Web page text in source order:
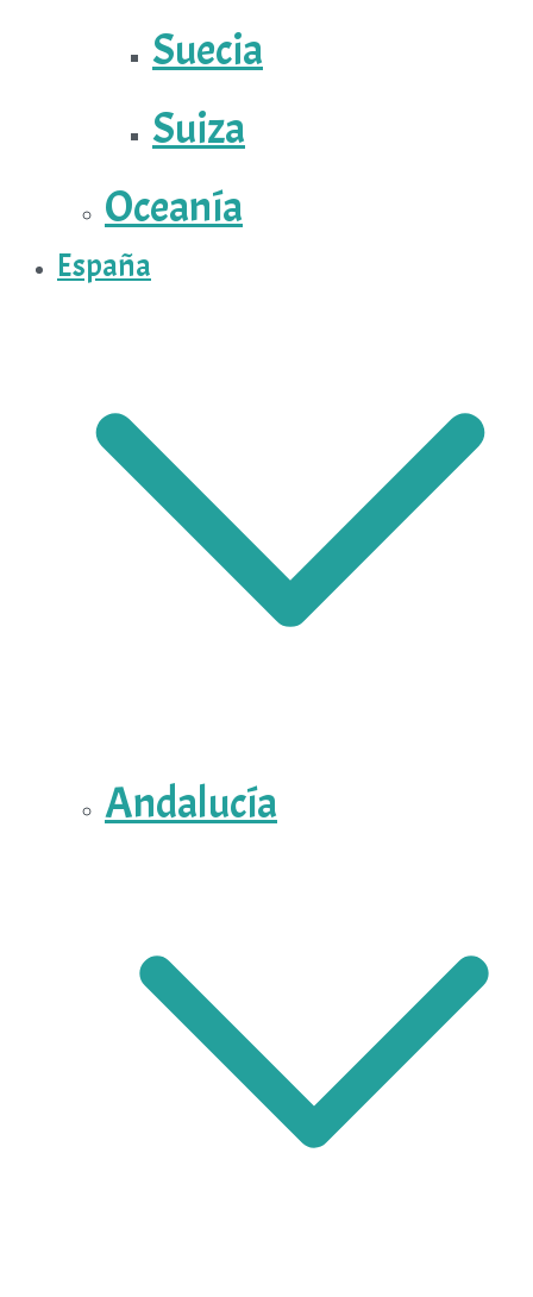
Suecia
Suiza
Oceanía
España
Andalucía